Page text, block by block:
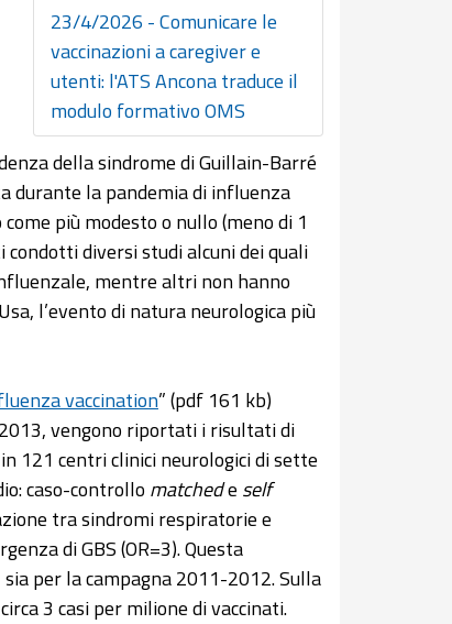
23/4/2026 - Comunicare le
vaccinazioni a caregiver e
utenti: l'ATS Ancona traduce il
modulo formativo OMS
della sindrome di Guillain-Barré
durante la pandemia di influenza
più modesto o nullo (meno di 1
diversi studi alcuni dei quali
mentre altri non hanno
l’evento di natura neurologica più
vaccination” (pdf 161 kb)
vengono riportati i risultati di
121 centri clinici neurologici di sette
caso-controllo matchede self
tra sindromi respiratorie e
di GBS (OR=3). Questa
per la campagna 2011-2012. Sulla
3 casi per milione di vaccinati.